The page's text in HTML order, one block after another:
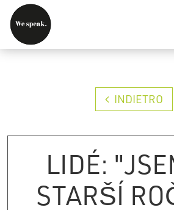
INDIETRO
LIDÉ:
STARŠÍ